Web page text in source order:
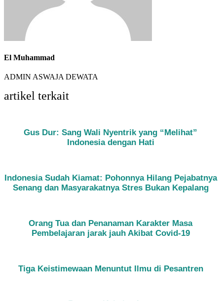
El Muhammad
ADMIN ASWAJA DEWATA
artikel terkait
Gus Dur: Sang Wali Nyentrik yang “Melihat”
Indonesia dengan Hati
Indonesia Sudah Kiamat: Pohonnya Hilang Pejabatnya
Senang dan Masyarakatnya Stres Bukan Kepalang
Orang Tua dan Penanaman Karakter Masa
Pembelajaran jarak jauh Akibat Covid-19
Tiga Keistimewaan Menuntut Ilmu di Pesantren